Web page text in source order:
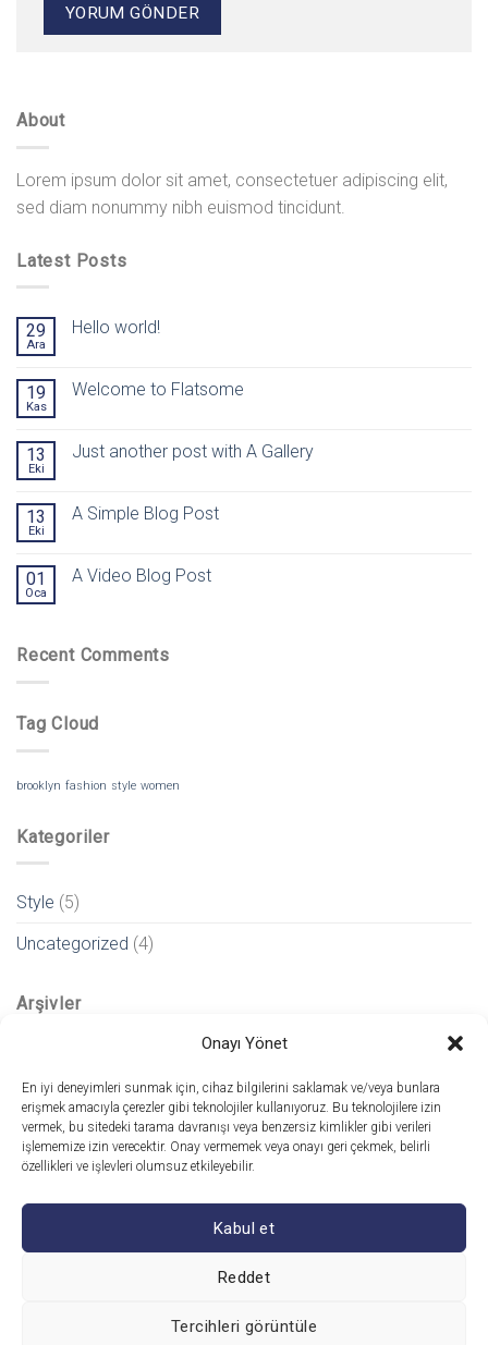
Onayı Yönet
En iyi deneyimleri sunmak için, cihaz bilgilerini saklamak ve/veya bunlara
erişmek amacıyla çerezler gibi teknolojiler kullanıyoruz. Bu teknolojilere izin
vermek, bu sitedeki tarama davranışı veya benzersiz kimlikler gibi verileri
işlememize izin verecektir. Onay vermemek veya onayı geri çekmek, belirli
özellikleri ve işlevleri olumsuz etkileyebilir.
Kabul et
Reddet
Tercihleri görüntüle
About
Lorem ipsum dolor sit amet, consectetuer adipiscing elit,
sed diam nonummy nibh euismod tincidunt.
Latest Posts
29
Ara
Hello world!
19
Kas
Welcome to Flatsome
13
Eki
Just another post with A Gallery
13
Eki
A Simple Blog Post
01
Oca
A Video Blog Post
Recent Comments
Tag Cloud
brooklyn fashion style women
Kategoriler
Style (5)
Uncategorized (4)
Arşivler
Kasım 2015(1)
Ekim 2015(2)